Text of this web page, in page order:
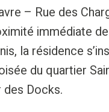
– Rue des
immédiate
la résidence
du quartier
des Docks.